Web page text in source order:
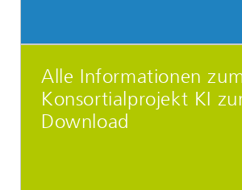
Alle Informationen
Konsortialprojekt KI
Download